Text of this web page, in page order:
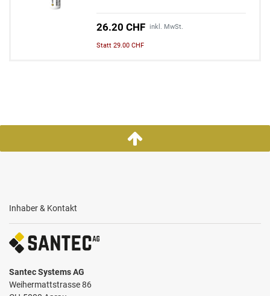
26.20 CHF inkl. MwSt.
Statt 29.00 CHF
Inhaber & Kontakt
Santec Systems AG
Weihermattstrasse 86